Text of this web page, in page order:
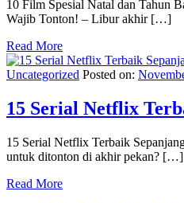
10 Film Spesial Natal dan Tahun
Wajib Tonton! – Libur akhir […]
Read More
Uncategorized Posted on:
15 Serial Netflix
15 Serial Netflix Terbaik
untuk ditonton di akhir pekan? […]
Read More